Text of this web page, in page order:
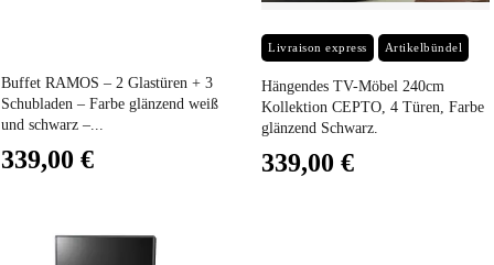
Buffet RAMOS – 2 Glastüren + 3
Schubladen – Farbe glänzend weiß
und schwarz –...
339,00 €
Livraison express Artikelbündel Preis
Hängendes TV-Möbel 240cm
Kollektion CEPTO, 4 Türen, Farbe
glänzend Schwarz.
339,00 €